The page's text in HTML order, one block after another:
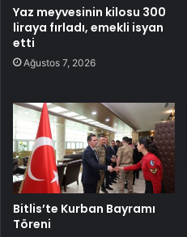
Yaz meyvesinin kilosu 300
liraya fırladı, emekli isyan
etti
Ağustos 7, 2026
Bitlis’te Kurban Bayramı
Töreni